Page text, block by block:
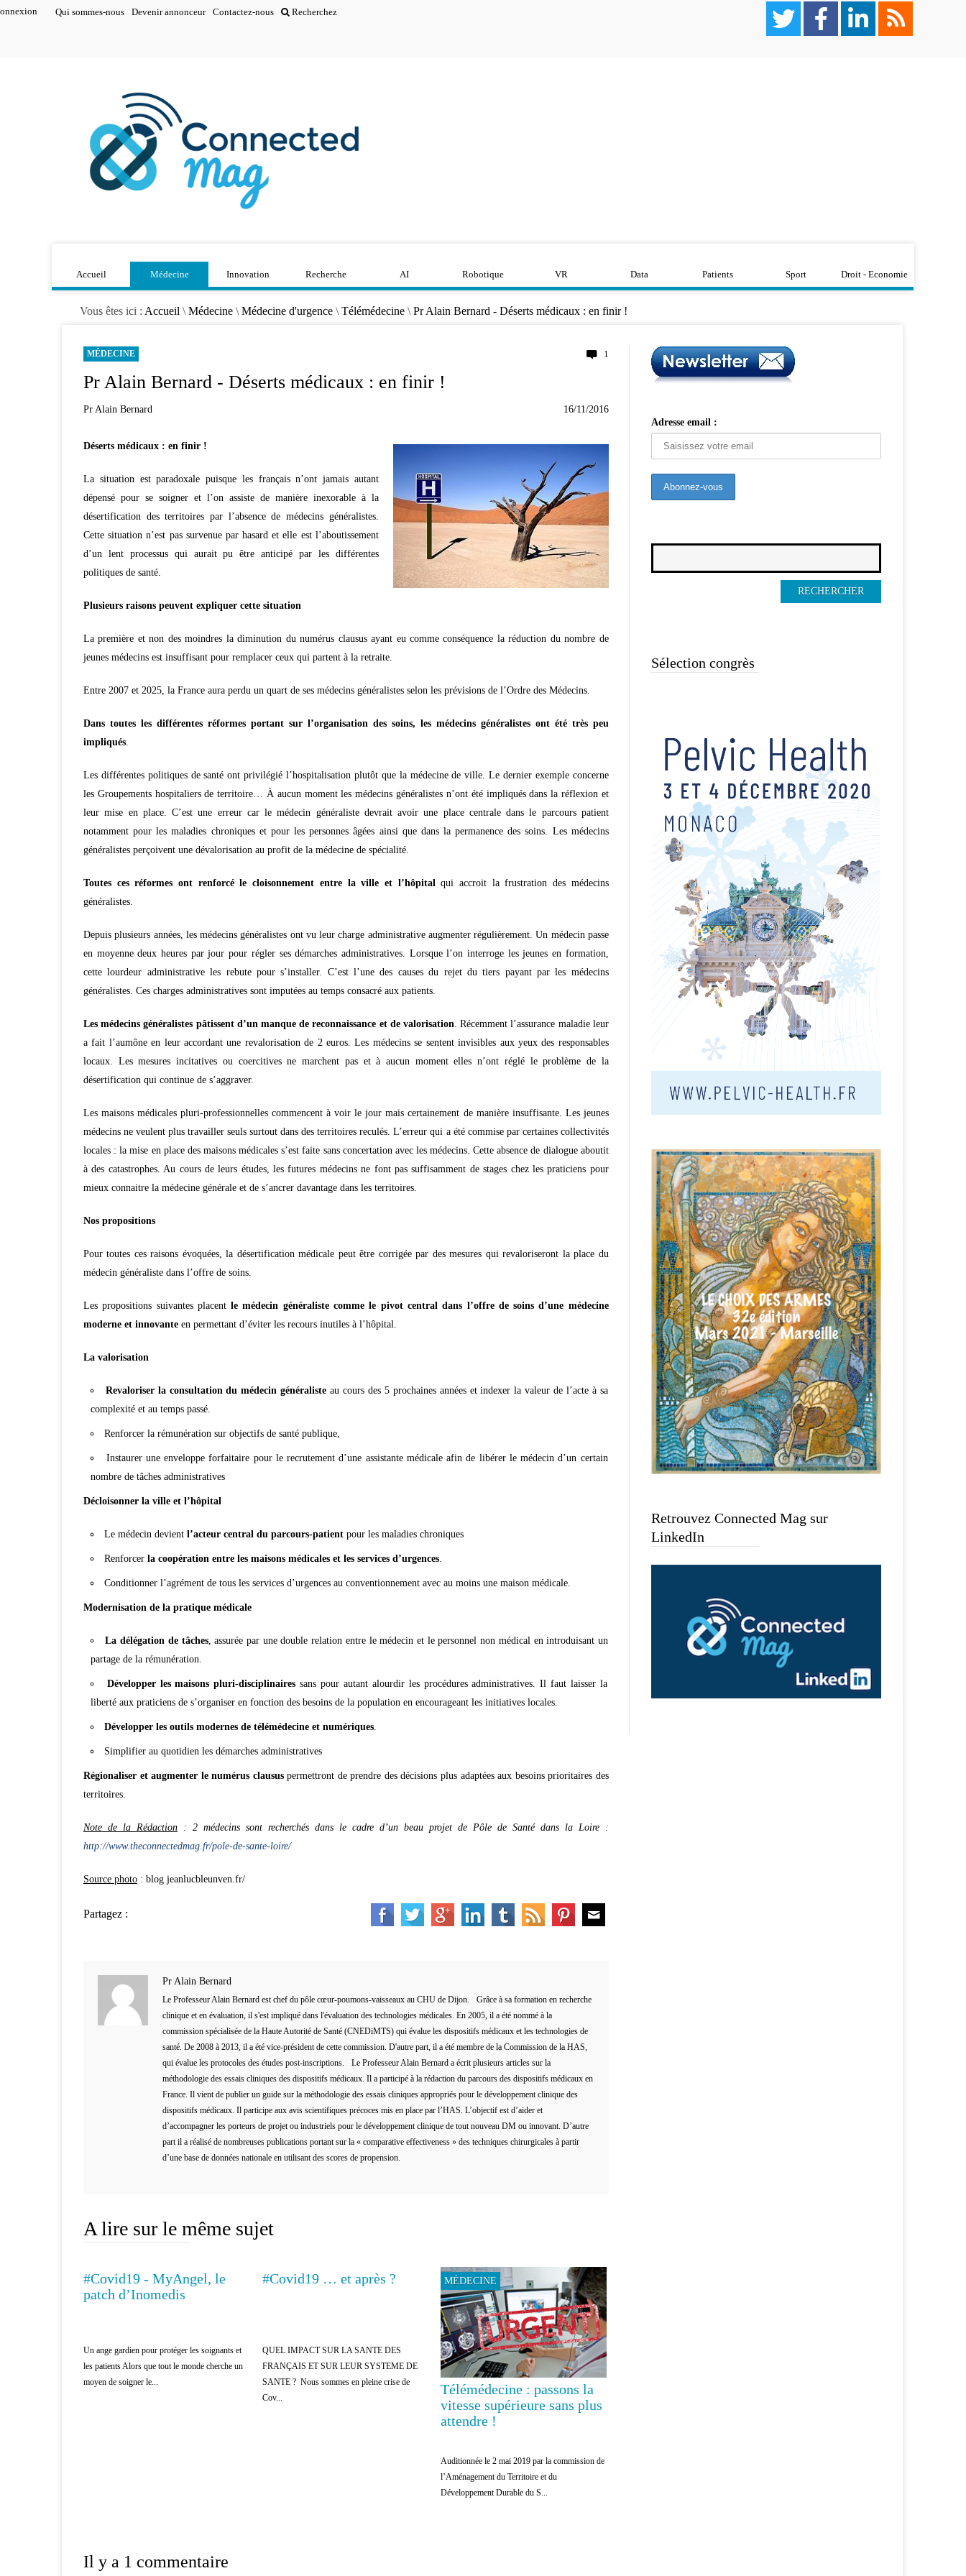
Qui sommes-nous Devenir annonceur Contactez-nous Recherchez
Accueil Médecine Innovation Recherche AI Robotique VR Data Patients Sport Droit - Economie
Vous êtes ici : Accueil \ Médecine \ Médecine d'urgence \ Télémédecine \ Pr Alain Bernard - Déserts médicaux : en finir !
MÉDECINE 1
Pr Alain Bernard - Déserts médicaux : en finir !
Pr Alain Bernard 16/11/2016
Déserts médicaux : en finir !
La situation est paradoxale puisque les français n’ont jamais autant
dépensé pour se soigner et l’on assiste de manière inexorable à la
désertification des territoires par l’absence de médecins généralistes.
Cette situation n’est pas survenue par hasard et elle est l’aboutissement
d’un lent processus qui aurait pu être anticipé par les différentes
politiques de santé.
Plusieurs raisons peuvent expliquer cette situation
La première et non des moindres la diminution du numérus clausus ayant eu comme conséquence la réduction du nombre de
jeunes médecins est insuffisant pour remplacer ceux qui partent à la retraite.
Entre 2007 et 2025, la France aura perdu un quart de ses médecins généralistes selon les prévisions de l’Ordre des Médecins.
Dans toutes les différentes réformes portant sur l’organisation des soins, les médecins généralistes ont été très peu
impliqués
Les différentes politiques de santé ont privilégié l’hospitalisation plutôt que la médecine de ville. Le dernier exemple concerne
les Groupements hospitaliers de territoire… À aucun moment les médecins généralistes n’ont été impliqués dans la réflexion et
leur mise en place. C’est une erreur car le médecin généraliste devrait avoir une place centrale dans le parcours patient
notamment pour les maladies chroniques et pour les personnes âgées ainsi que dans la permanence des soins. Les médecins
généralistes perçoivent une dévalorisation au profit de la médecine de spécialité.
Toutes ces réformes ont renforcé le cloisonnement entre la ville et l’hôpital
qui accroit la frustration des médecins
généralistes.
Depuis plusieurs années, les médecins généralistes ont vu leur charge administrative augmenter régulièrement. Un médecin passe
en moyenne deux heures par jour pour régler ses démarches administratives. Lorsque l’on interroge les jeunes en formation,
cette lourdeur administrative les rebute pour s’installer. C’est l’une des causes du rejet du tiers payant par les médecins
généralistes. Ces charges administratives sont imputées au temps consacré aux patients.
Les médecins généralistes pâtissent d’un manque de reconnaissance et de valorisation . Récemment l’assurance maladie leur
a fait l’aumône en leur accordant une revalorisation de 2 euros. Les médecins se sentent invisibles aux yeux des responsables
locaux. Les mesures incitatives ou coercitives ne marchent pas et à aucun moment elles n’ont réglé le problème de la
désertification qui continue de s’aggraver.
Les maisons médicales pluri-professionnelles commencent à voir le jour mais certainement de manière insuffisante. Les jeunes
médecins ne veulent plus travailler seuls surtout dans des territoires reculés. L’erreur qui a été commise par certaines collectivités
locales : la mise en place des maisons médicales s’est faite sans concertation avec les médecins. Cette absence de dialogue aboutit
à des catastrophes. Au cours de leurs études, les futures médecins ne font pas suffisamment de stages chez les praticiens pour
mieux connaitre la médecine générale et de s’ancrer davantage dans les territoires.
Nos propositions
Pour toutes ces raisons évoquées, la désertification médicale peut être corrigée par des mesures qui revaloriseront la place du
médecin généraliste dans l’offre de soins.
Les propositions suivantes placentle médecin généraliste comme le pivot central dans l’offre de soins d’une médecine
moderne et innovante en permettant d’éviter les recours inutiles à l’hôpital.
La valorisation
Revaloriser la consultation du médecin généralisteau cours des 5 prochaines années et indexer la valeur de l’acte à sa
complexité et au temps passé.
Renforcer la rémunération sur objectifs de santé publique,
Instaurer une enveloppe forfaitaire pour le recrutement d’une assistante médicale afin de libérer le médecin d’un certain
nombre de tâches administratives
Décloisonner la ville et l’hôpital
Le médecin devient l’acteur central du parcours-patient pour les maladies chroniques
Renforcer la coopération entre les maisons médicales et les services d’urgences
Conditionner l’agrément de tous les services d’urgences au conventionnement avec au moins une maison médicale.
Modernisation de la pratique médicale
La délégation de tâches, assurée par une double relation entre le médecin et le personnel non médical en introduisant un
partage de la rémunération.
Développer les maisons pluri-disciplinaires sans pour autant alourdir les procédures administratives. Il faut laisser la
liberté aux praticiens de s’organiser en fonction des besoins de la population en encourageant les initiatives locales.
Développer les outils modernes de télémédecine et numériques
Simplifier au quotidien les démarches administratives
Régionaliser et augmenter le numérus claususpermettront de prendre des décisions plus adaptées aux besoins prioritaires des
territoires.
Note de la Rédaction: 2 médecins sont recherchés dans le cadre d’un beau projet de Pôle de Santé dans la Loire :
http://www.theconnectedmag.fr/pole-de-sante-loire/
Source photo : blog jeanlucbleunven.fr/
Partagez :
Pr Alain Bernard
Le Professeur Alain Bernard est chef du pôle cœur-poumons-vaisseaux au CHU de Dijon. Grâce à sa formation en recherche
clinique et en évaluation, il s'est impliqué dans l'évaluation des technologies médicales. En 2005, il a été nommé à la
commission spécialisée de la Haute Autorité de Santé (CNEDiMTS) qui évalue les dispositifs médicaux et les technologies de
santé. De 2008 à 2013, il a été vice-président de cette commission. D'autre part, il a été membre de la Commission de la HAS,
qui évalue les protocoles des études post-inscriptions. Le Professeur Alain Bernard a écrit plusieurs articles sur la
méthodologie des essais cliniques des dispositifs médicaux. Il a participé à la rédaction du parcours des dispositifs médicaux en
France. Il vient de publier un guide sur la méthodologie des essais cliniques appropriés pour le développement clinique des
dispositifs médicaux. Il participe aux avis scientifiques précoces mis en place par l’HAS. L’objectif est d’aider et
d’accompagner les porteurs de projet ou industriels pour le développement clinique de tout nouveau DM ou innovant. D’autre
part il a réalisé de nombreuses publications portant sur la « comparative effectiveness » des techniques chirurgicales à partir
d’une base de données nationale en utilisant des scores de propension.
A lire sur le même sujet
MÉDECINE
#Covid19 - MyAngel, le
patch d’Inomedis
Un ange gardien pour protéger les soignants et
les patients Alors que tout le monde cherche un
moyen de soigner le...
MÉDECINE
#Covid19 … et après ?
QUEL IMPACT SUR LA SANTE DES
FRANÇAIS ET SUR LEUR SYSTEME DE
SANTE ? Nous sommes en pleine crise de
Cov...
MÉDECINE
Télémédecine : passons la
vitesse supérieure sans plus
attendre !
Auditionnée le 2 mai 2019 par la commission de
l’Aménagement du Territoire et du
Développement Durable du S...
Il y a 1 commentaire
Adresse email :
Sélection congrès
Retrouvez Connected Mag sur
LinkedIn